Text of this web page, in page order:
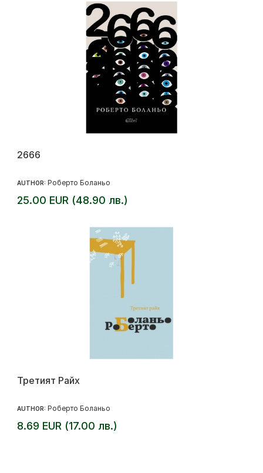
2666
AUTHOR: Роберто Боланьо
25.00 EUR (48.90 лв.)
Третият Райх
AUTHOR: Роберто Боланьо
8.69 EUR (17.00 лв.)